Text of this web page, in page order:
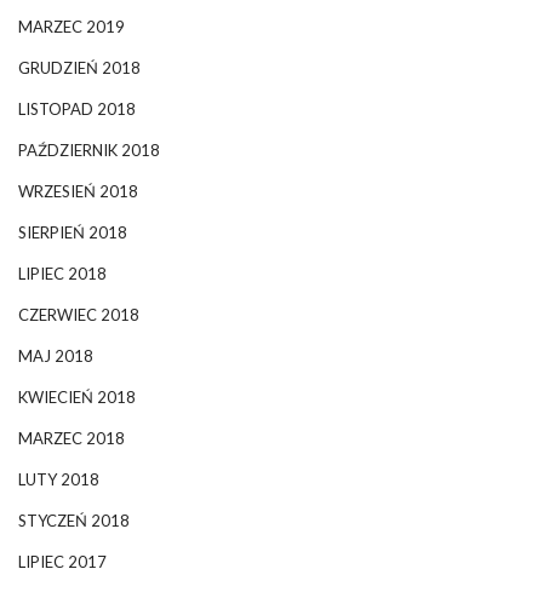
MARZEC 2019
GRUDZIEŃ 2018
LISTOPAD 2018
PAŹDZIERNIK 2018
WRZESIEŃ 2018
SIERPIEŃ 2018
LIPIEC 2018
CZERWIEC 2018
MAJ 2018
KWIECIEŃ 2018
MARZEC 2018
LUTY 2018
STYCZEŃ 2018
LIPIEC 2017